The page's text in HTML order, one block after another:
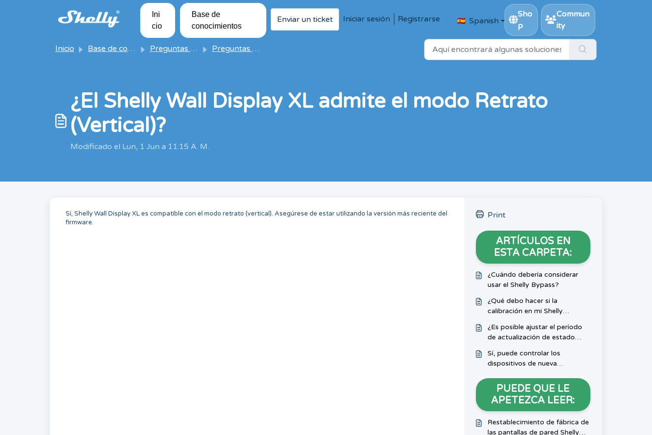
Saltar al contenido principal
Ini
cio
Base de
conocimientos
Enviar un ticket Iniciar sesión Registrarse Spanish
Sho
p
Commun
ity
Inicio Base de conocimientos Preguntas frecuentes de Shelly Preguntas frecuentes sobre dispositivos Shelly
¿El Shelly Wall Display XL admite el modo Retrato
(Vertical)?
Modificado el Lun, 1 Jun a 11:15 A. M.
Sí, Shelly Wall Display XL es compatible con el modo retrato (vertical). Asegúrese de estar utilizando la versión más reciente del
firmware.
Print
ARTÍCULOS EN
ESTA CARPETA:
¿Cuándo debería considerar
usar el Shelly Bypass?
¿Qué debo hacer si la
calibración en mi Shelly
no funciona?
¿Es posible ajustar el período
de actualización de estado
PlusH&T?
Sí, puede controlar los
dispositivos de nueva
Bluetooth. Nuestros productos
Shelly son compatibles con
Bluetooth y pueden conectarse
aplicación móvil Shelly.
PUEDE QUE LE
APETEZCA LEER:
Restablecimiento de fábrica de
las pantallas de pared Shelly